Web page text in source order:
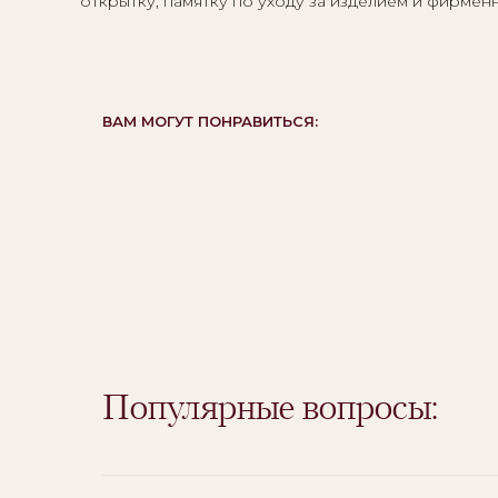
ВАМ МОГУТ ПОНРАВИТЬСЯ:
Популярные вопросы:
Вам могут
понравиться: